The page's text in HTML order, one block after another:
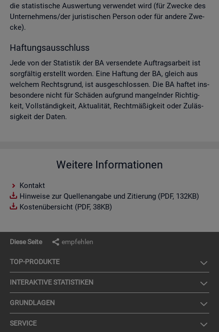
die sta­tis­ti­sche Aus­wer­tung ver­wen­det wird (für Zwe­cke des
Un­ter­neh­mens/der ju­ris­ti­schen Per­son oder für an­de­re Zwe­
cke).
Haf­tungs­aus­schluss
Jede von der Sta­tis­tik der BA ver­sen­de­te Auf­trags­ar­beit ist
sorg­fäl­tig er­stellt wor­den. Eine Haf­tung der BA, gleich aus
wel­chem Rechts­grund, ist aus­ge­schlos­sen. Die BA haf­tet ins­
be­son­de­re nicht für Schä­den auf­grund man­geln­der Rich­tig­
keit, Voll­stän­dig­keit, Ak­tua­li­tät, Recht­mä­ßig­keit oder Zu­läs­
sig­keit der Daten.
Weitere Informationen
Kontakt
Hinweise zur Quellenangabe und Zitierung (PDF, 132KB)
Kostenübersicht (PDF, 38KB)
Diese Seite empfehlen
TOP-PRO­DUK­TE
IN­TER­AK­TI­VE STA­TIS­TI­KEN
GRUND­LA­GEN
SER­VICE